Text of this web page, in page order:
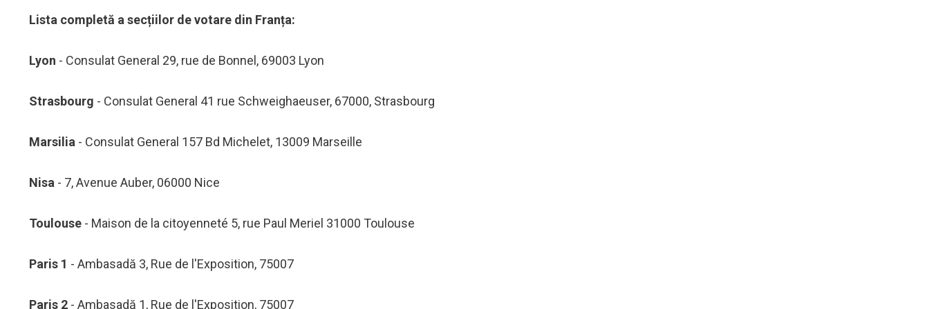
Lista completă a secțiilor de votare din Franța:
Lyon - Consulat General 29, rue de Bonnel, 69003 Lyon
Strasbourg - Consulat General 41 rue Schweighaeuser, 67000, Strasbourg
Marsilia - Consulat General 157 Bd Michelet, 13009 Marseille
Nisa - 7, Avenue Auber, 06000 Nice
Toulouse - Maison de la citoyenneté 5, rue Paul Meriel 31000 Toulouse
Paris 1 - Ambasadă 3, Rue de l'Exposition, 75007
Paris 2 - Ambasadă 1, Rue de l'Exposition, 75007